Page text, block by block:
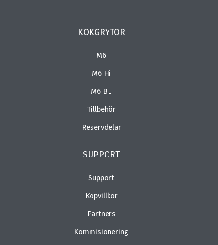
KOKGRYTOR
M6
M6 Hi
M6 BL
Tillbehör
Reservdelar
SUPPORT
Support
Köpvillkor
Partners
Kommisionering